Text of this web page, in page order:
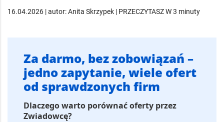
16.04.2026 | autor: Anita Skrzypek | PRZECZYTASZ W 3 minuty
Za darmo, bez zobowiązań –
jedno zapytanie, wiele ofert
od sprawdzonych firm
Dlaczego warto porównać oferty przez
Zwiadowcę?